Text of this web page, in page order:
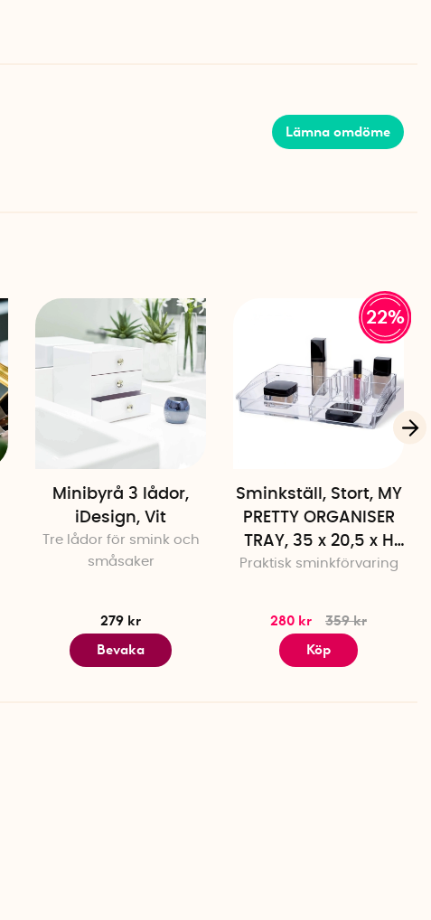
Lämna omdöme
Minibyrå 3 lådor,
iDesign, Vit
Tre lådor för smink och
småsaker
279 kr
Bevaka
22%
Sminkställ, Stort, MY
PRETTY ORGANISER
TRAY, 35 x 20,5 x H
7,5 cm, Klar
Praktisk sminkförvaring
280 kr
359 kr
Köp